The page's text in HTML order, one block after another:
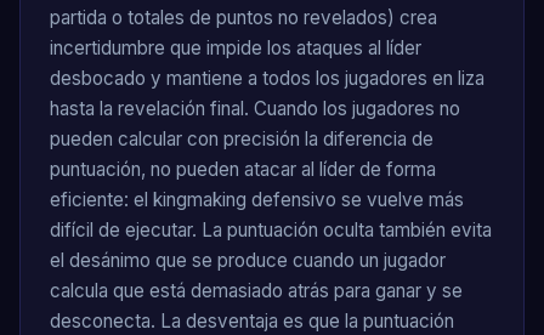
partida o totales de puntos no revelados) crea
incertidumbre que impide los ataques al líder
desbocado y mantiene a todos los jugadores en liza
hasta la revelación final. Cuando los jugadores no
pueden calcular con precisión la diferencia de
puntuación, no pueden atacar al líder de forma
eficiente: el kingmaking defensivo se vuelve más
difícil de ejecutar. La puntuación oculta también evita
el desánimo que se produce cuando un jugador
calcula que está demasiado atrás para ganar y se
desconecta. La desventaja es que la puntuación